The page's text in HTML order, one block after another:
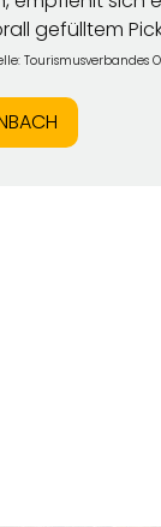
gefülltem
Tourismusverbandes